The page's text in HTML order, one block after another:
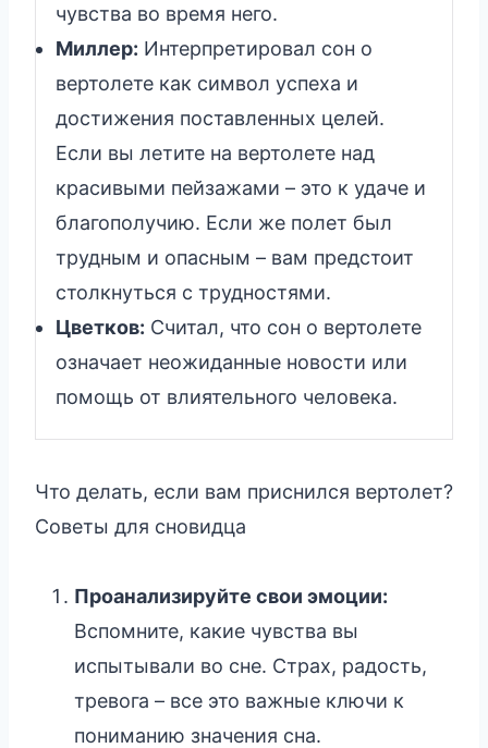
чувства во время него.
Миллер: Интерпретировал сон о
вертолете как символ успеха и
достижения поставленных целей.
Если вы летите на вертолете над
красивыми пейзажами – это к удаче и
благополучию. Если же полет был
трудным и опасным – вам предстоит
столкнуться с трудностями.
Цветков: Считал, что сон о вертолете
означает неожиданные новости или
помощь от влиятельного человека.
Что делать, если вам приснился вертолет?
Советы для сновидца
Проанализируйте свои эмоции:
Вспомните, какие чувства вы
испытывали во сне. Страх, радость,
тревога – все это важные ключи к
пониманию значения сна.